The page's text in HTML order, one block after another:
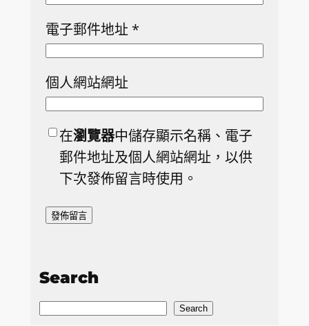
電子郵件地址 *
個人網站網址
在瀏覽器中儲存顯示名稱、電子
郵件地址及個人網站網址，以供
下次發佈留言時使用。
Search
S
Search